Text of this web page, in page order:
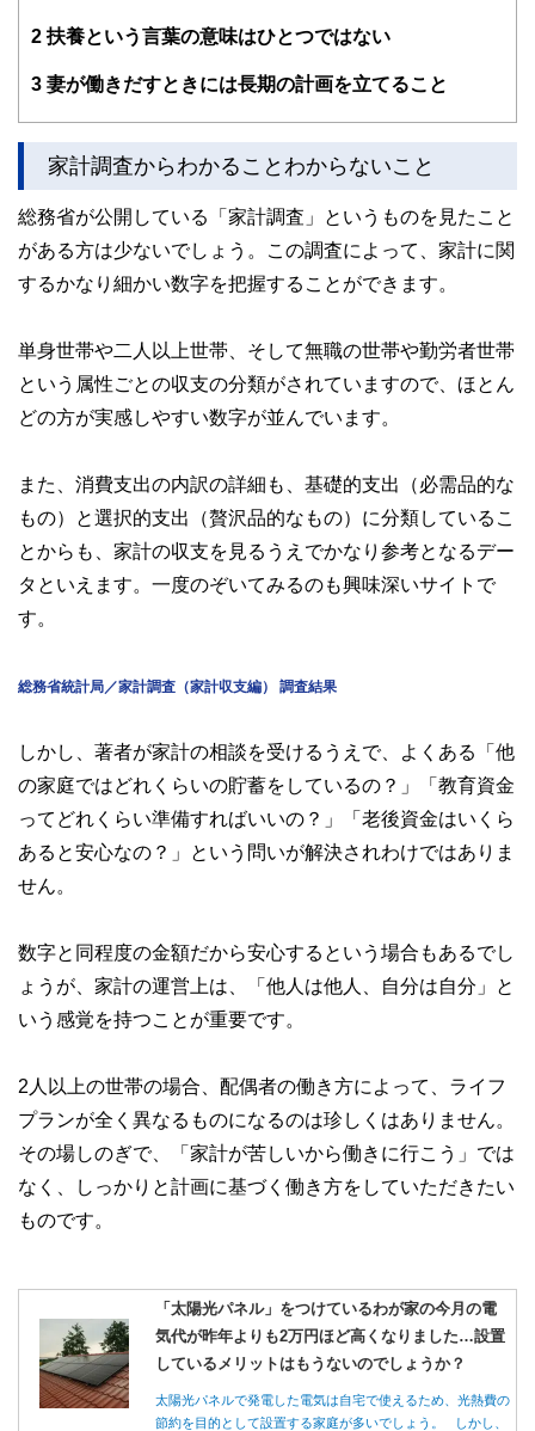
女2人男1人の3児の母でもある。
2 扶養という言葉の意味はひとつではない
3 妻が働きだすときには長期の計画を立てること
家計調査からわかることわからないこと
総務省が公開している「家計調査」というものを見たこと
がある方は少ないでしょう。この調査によって、家計に関
するかなり細かい数字を把握することができます。
単身世帯や二人以上世帯、そして無職の世帯や勤労者世帯
という属性ごとの収支の分類がされていますので、ほとん
どの方が実感しやすい数字が並んでいます。
また、消費支出の内訳の詳細も、基礎的支出（必需品的な
もの）と選択的支出（贅沢品的なもの）に分類しているこ
とからも、家計の収支を見るうえでかなり参考となるデー
タといえます。一度のぞいてみるのも興味深いサイトで
す。
総務省統計局／家計調査（家計収支編） 調査結果
しかし、著者が家計の相談を受けるうえで、よくある「他
の家庭ではどれくらいの貯蓄をしているの？」「教育資金
ってどれくらい準備すればいいの？」「老後資金はいくら
あると安心なの？」という問いが解決されわけではありま
せん。
数字と同程度の金額だから安心するという場合もあるでし
ょうが、家計の運営上は、「他人は他人、自分は自分」と
いう感覚を持つことが重要です。
2人以上の世帯の場合、配偶者の働き方によって、ライフ
プランが全く異なるものになるのは珍しくはありません。
その場しのぎで、「家計が苦しいから働きに行こう」では
なく、しっかりと計画に基づく働き方をしていただきたい
ものです。
「太陽光パネル」をつけているわが家の今月の電
気代が昨年よりも2万円ほど高くなりました…設置
しているメリットはもうないのでしょうか？
太陽光パネルで発電した電気は自宅で使えるため、光熱費の
節約を目的として設置する家庭が多いでしょう。 しかし、